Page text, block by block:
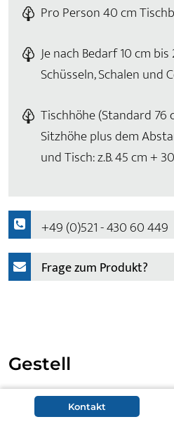
Pro Person 40 cm
Je nach Bedarf 10 cm
Schüsseln, Schalen und
Tischhöhe (Standard
Sitzhöhe plus dem
und Tisch: z.B. 45 cm +
+49 (0)521 - 430 60 449
Frage zum Produkt?
Gestell
Als Kufentisch steht der
Kontakt